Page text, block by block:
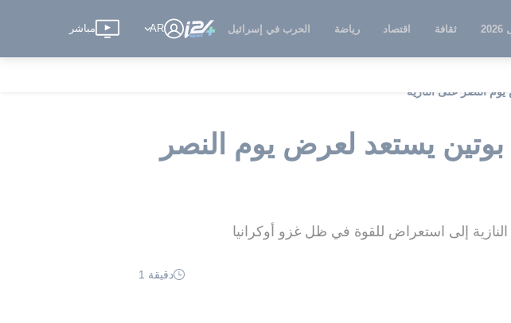
ثقافة اقتصاد رياضة الحرب في إسرائيل AR مباشر
النصر على النازية
يستعد لعرض يوم النصر
دقيقة 1